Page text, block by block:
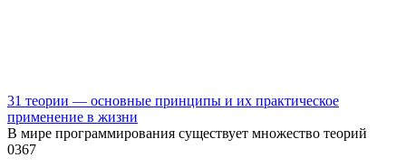
31 теории — основные принципы и их практическое
применение в жизни
В мире программирования существует множество теорий
0367